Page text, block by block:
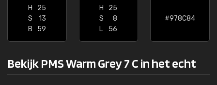
H
25
S
13
B
59
H
25
S
8
L
56
#978C84
Bekijk PMS Warm Grey 7 C in het echt